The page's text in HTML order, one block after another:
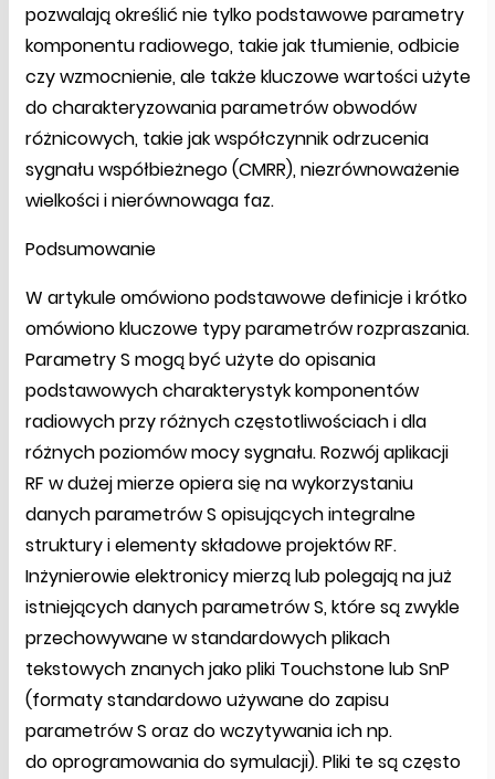
pozwalają określić nie tylko podstawowe parametry
komponentu radiowego, takie jak tłumienie, odbicie
czy wzmocnienie, ale także kluczowe wartości użyte
do charakteryzowania parametrów obwodów
różnicowych, takie jak współczynnik odrzucenia
sygnału współbieżnego (CMRR), niezrównoważenie
wielkości i nierównowaga faz.
Podsumowanie
W artykule omówiono podstawowe definicje i krótko
omówiono kluczowe typy parametrów rozpraszania.
Parametry S mogą być użyte do opisania
podstawowych charakterystyk komponentów
radiowych przy różnych częstotliwościach i dla
różnych poziomów mocy sygnału. Rozwój aplikacji
RF w dużej mierze opiera się na wykorzystaniu
danych parametrów S opisujących integralne
struktury i elementy składowe projektów RF.
Inżynierowie elektronicy mierzą lub polegają na już
istniejących danych parametrów S, które są zwykle
przechowywane w standardowych plikach
tekstowych znanych jako pliki Touchstone lub SnP
(formaty standardowo używane do zapisu
parametrów S oraz do wczytywania ich np.
do oprogramowania do symulacji). Pliki te są często